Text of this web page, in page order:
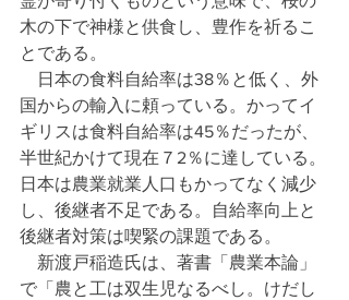
木の下で神様と供食し、豊作を祈るこ
とである。
日本の食料自給率は38％と低く、外
国からの輸入に頼っている。かってイ
ギリスは食料自給率は45％だったが、
半世紀かけて現在７2％に達している。
日本は農業就業人口もかってなく減少
し、後継者不足である。自給率向上と
後継者対策は喫緊の課題である。
新渡戸稲造氏は、著書「農業本論」
で「農と工は双生児なるべし。けだし